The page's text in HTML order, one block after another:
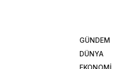
GÜNDEM
DÜNYA